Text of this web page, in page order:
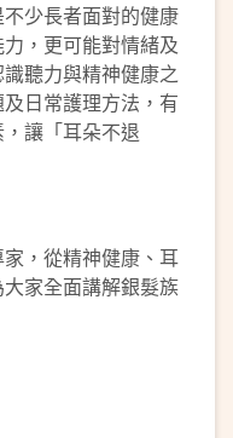
少長者面對的健康
，更可能對情緒及
聽力與精神健康之
日常護理方法，有
讓「耳朵不退
，從精神健康、耳
家全面講解銀髮族